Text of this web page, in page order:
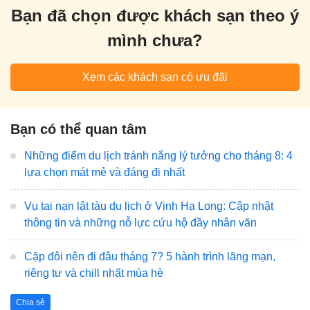
Bạn đã chọn được khách sạn theo ý
mình chưa?
Xem các khách sạn có ưu đãi
Bạn có thể quan tâm
Những điểm du lịch tránh nắng lý tưởng cho tháng 8: 4
lựa chọn mát mẻ và đáng đi nhất
Vụ tai nạn lật tàu du lịch ở Vịnh Hạ Long: Cập nhật
thông tin và những nỗ lực cứu hộ đầy nhân văn
Cặp đôi nên đi đâu tháng 7? 5 hành trình lãng mạn,
riêng tư và chill nhất mùa hè
Chia sẻ